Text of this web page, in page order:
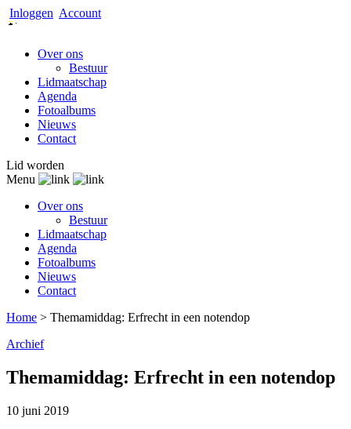
Inloggen Account
Over ons
Bestuur
Lidmaatschap
Agenda
Fotoalbums
Nieuws
Contact
Lid worden
Menu
Over ons
Bestuur
Lidmaatschap
Agenda
Fotoalbums
Nieuws
Contact
Home > Themamiddag: Erfrecht in een notendop
Archief
Themamiddag: Erfrecht in een notendop
10 juni 2019